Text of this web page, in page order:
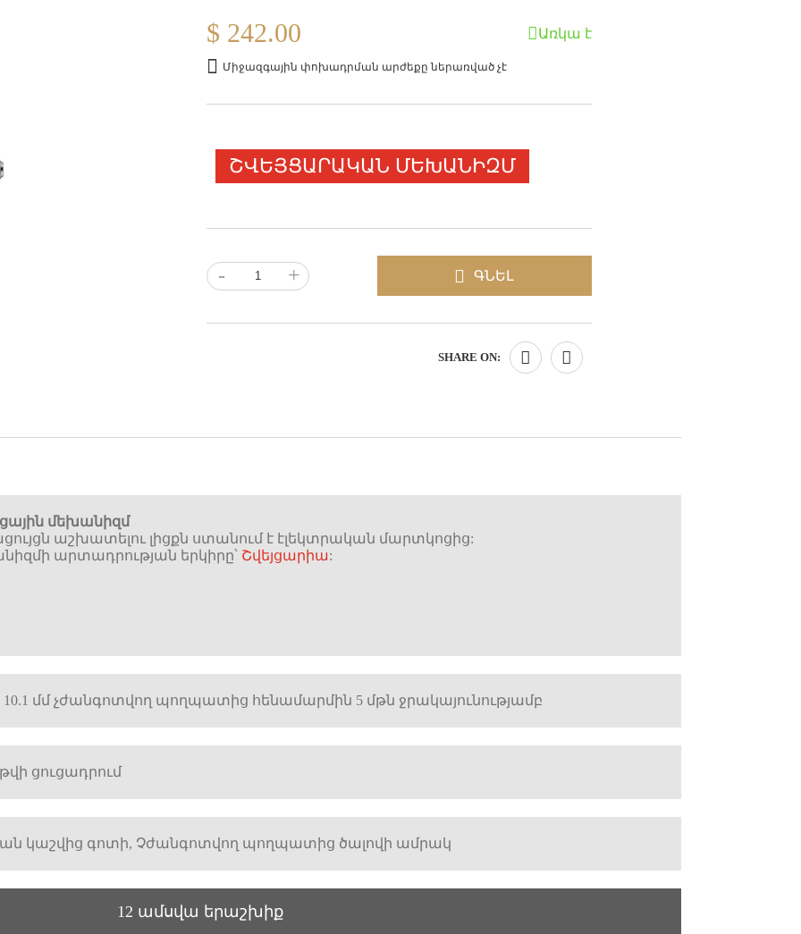
$ 242.00 Առկա է
Միջազգային փոխադրման արժեքը ներառված չէ
ՇՎԵՅՑԱՐԱԿԱՆ ՄԵԽԱՆԻԶՄ
- + ԳՆԵԼ
SHARE ON:
մեխանիզմ
աշխատելու լիցքն ստանում է էլեկտրական մարտկոցից:
արտադրության երկիրը՝ Շվեյցարիա:
10.1 մմ չժանգոտվող պողպատից հենամարմին 5 մթն ջրակայունությամբ
ցուցադրում
կաշվից գոտի, Չժանգոտվող պողպատից ծալովի ամրակ
12 ամսվա երաշխիք